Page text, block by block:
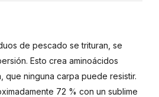
de pescado se trituran, se
Esto crea aminoácidos
ninguna carpa puede resistir.
72 % con un sublime